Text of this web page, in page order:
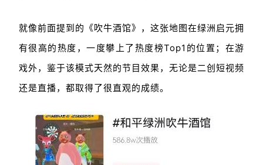
就像前面提到的《吹牛酒馆》，这张地图在绿洲启元拥
有很高的热度，一度攀上了热度榜Top1的位置；在游
戏外，鉴于该模式天然的节目效果，无论是二创短视频
还是直播，都取得了很直观的成绩。